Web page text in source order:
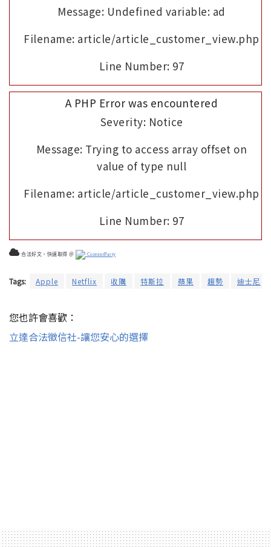
Message: Undefined variable: ad
Filename: article/article_customer_view.php
Line Number: 97
A PHP Error was encountered
Severity: Notice
Message: Trying to access array offset on
value of type null
Filename: article/article_customer_view.php
Line Number: 97
合法好文，快速取得 ＠ ContentParty
Tags: Apple Netflix 收購 特斯拉 蘋果 趨勢 迪士尼
您也許會喜歡：
立達合法徵信社-讓您安心的選擇